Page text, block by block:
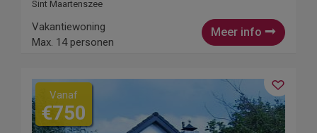
Sint Maartenszee
Meer info
Vakantiewoning
Max. 14 personen
Vanaf
€750